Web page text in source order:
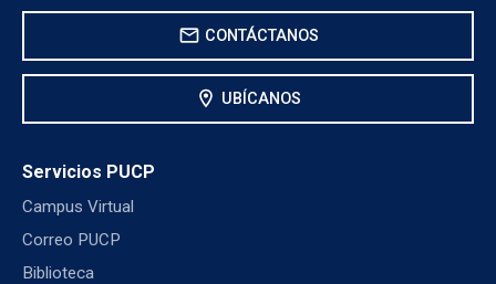
mail CONTÁCTANOS
location_on UBÍCANOS
Servicios PUCP
Campus Virtual
Correo PUCP
Biblioteca